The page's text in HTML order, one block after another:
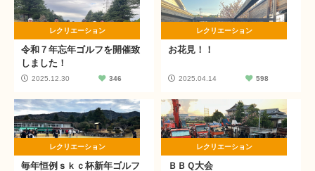
レクリエーション
令和７年忘年ゴルフを開催致
しました！
2025.12.30 346
レクリエーション
お花見！！
2025.04.14 598
レクリエーション
毎年恒例ｓｋｃ杯新年ゴルフ
レクリエーション
ＢＢＱ大会